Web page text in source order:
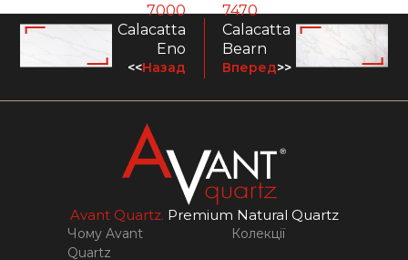
7000
Calacatta
Eno
<<Назад
7470
Calacatta
Bearn
Вперед>>
Avant Quartz. Premium Natural Quartz
Чому Avant
Quartz
Колекції